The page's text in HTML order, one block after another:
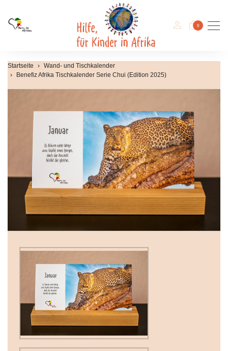
0
Startseite
Wand- und Tischkalender
Benefiz Afrika Tischkalender Serie Chui (Edition 2025)